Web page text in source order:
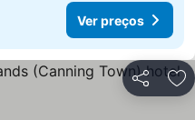
Ver preços
Partilhar